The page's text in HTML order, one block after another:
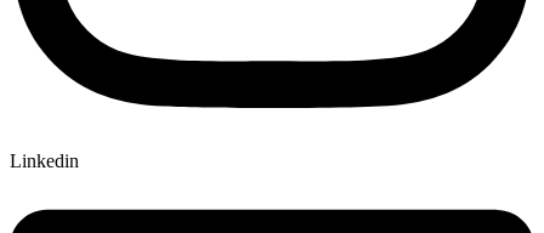
Linkedin